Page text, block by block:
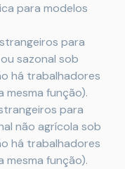
para modelos
para
sazonal sob
há trabalhadores
mesma função).
para
não agrícola sob
há trabalhadores
mesma função).